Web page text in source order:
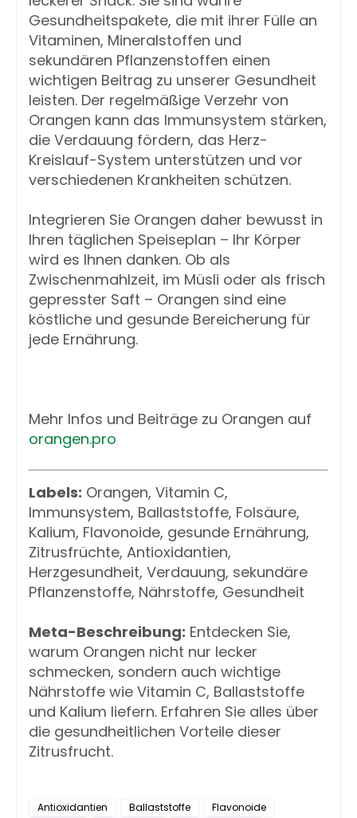
Gesundheitspakete, die mit ihrer Fülle an
Vitaminen, Mineralstoffen und
sekundären Pflanzenstoffen einen
wichtigen Beitrag zu unserer Gesundheit
leisten. Der regelmäßige Verzehr von
Orangen kann das Immunsystem stärken,
die Verdauung fördern, das Herz-
Kreislauf-System unterstützen und vor
verschiedenen Krankheiten schützen.
Integrieren Sie Orangen daher bewusst in
Ihren täglichen Speiseplan – Ihr Körper
wird es Ihnen danken. Ob als
Zwischenmahlzeit, im Müsli oder als frisch
gepresster Saft – Orangen sind eine
köstliche und gesunde Bereicherung für
jede Ernährung.
Mehr Infos und Beiträge zu Orangen auf
orangen.pro
Labels: Orangen, Vitamin C,
Immunsystem, Ballaststoffe, Folsäure,
Kalium, Flavonoide, gesunde Ernährung,
Zitrusfrüchte, Antioxidantien,
Herzgesundheit, Verdauung, sekundäre
Pflanzenstoffe, Nährstoffe, Gesundheit
Meta-Beschreibung: Entdecken Sie,
warum Orangen nicht nur lecker
schmecken, sondern auch wichtige
Nährstoffe wie Vitamin C, Ballaststoffe
und Kalium liefern. Erfahren Sie alles über
die gesundheitlichen Vorteile dieser
Zitrusfrucht.
Antioxidantien Ballaststoffe
Flavonoide